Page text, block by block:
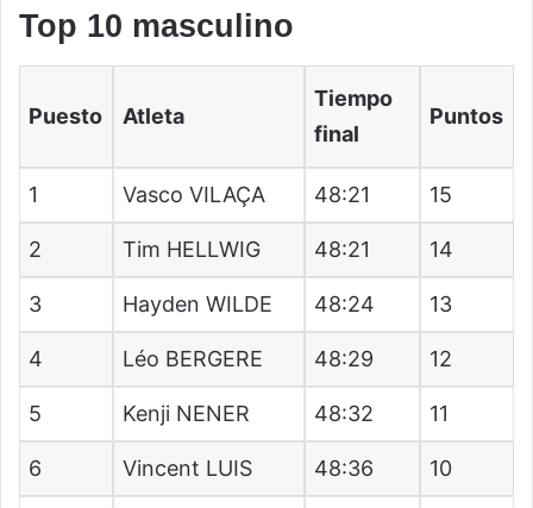
Top 10 masculino
Puesto Atleta
Tiempo
final
Puntos
1 Vasco VILAÇA 48:21 15
2 Tim HELLWIG 48:21 14
3 Hayden WILDE 48:24 13
4 Léo BERGERE 48:29 12
5 Kenji NENER 48:32 11
6 Vincent LUIS 48:36 10